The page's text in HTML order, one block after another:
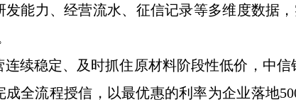
发能力、经营流水、征信记录等多维度数据
连续稳定、 及时抓住原材料阶段性低价 ， 中信
成全流程授信，以最优惠的利率为企业落地